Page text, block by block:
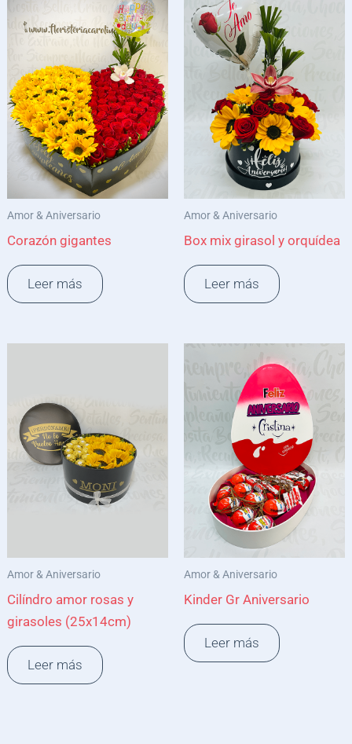
Amor & Aniversario
Corazón gigantes
Leer más
Amor & Aniversario
Box mix girasol y orquídea
Leer más
Amor & Aniversario
Cilíndro amor rosas y
girasoles (25x14cm)
Leer más
Amor & Aniversario
Kinder Gr Aniversario
Leer más